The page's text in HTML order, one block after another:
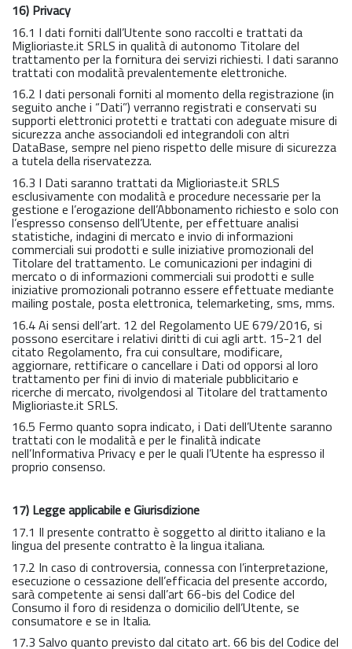
16) Privacy
16.1 I dati forniti dall’Utente sono raccolti e trattati da
Miglioriaste.it SRLS in qualità di autonomo Titolare del
trattamento per la fornitura dei servizi richiesti. I dati saranno
trattati con modalità prevalentemente elettroniche.
16.2 I dati personali forniti al momento della registrazione (in
seguito anche i “Dati”) verranno registrati e conservati su
supporti elettronici protetti e trattati con adeguate misure di
sicurezza anche associandoli ed integrandoli con altri
DataBase, sempre nel pieno rispetto delle misure di sicurezza
a tutela della riservatezza.
16.3 I Dati saranno trattati da Miglioriaste.it SRLS
esclusivamente con modalità e procedure necessarie per la
gestione e l’erogazione dell’Abbonamento richiesto e solo con
l’espresso consenso dell’Utente, per effettuare analisi
statistiche, indagini di mercato e invio di informazioni
commerciali sui prodotti e sulle iniziative promozionali del
Titolare del trattamento. Le comunicazioni per indagini di
mercato o di informazioni commerciali sui prodotti e sulle
iniziative promozionali potranno essere effettuate mediante
mailing postale, posta elettronica, telemarketing, sms, mms.
16.4 Ai sensi dell’art. 12 del Regolamento UE 679/2016, si
possono esercitare i relativi diritti di cui agli artt. 15-21 del
citato Regolamento, fra cui consultare, modificare,
aggiornare, rettificare o cancellare i Dati od opporsi al loro
trattamento per fini di invio di materiale pubblicitario e
ricerche di mercato, rivolgendosi al Titolare del trattamento
Miglioriaste.it SRLS.
16.5 Fermo quanto sopra indicato, i Dati dell’Utente saranno
trattati con le modalità e per le finalità indicate
nell’Informativa Privacy e per le quali l’Utente ha espresso il
proprio consenso.
17) Legge applicabile e Giurisdizione
17.1 Il presente contratto è soggetto al diritto italiano e la
lingua del presente contratto è la lingua italiana.
17.2 In caso di controversia, connessa con l’interpretazione,
esecuzione o cessazione dell’efficacia del presente accordo,
sarà competente ai sensi dall’art 66-bis del Codice del
Consumo il foro di residenza o domicilio dell’Utente, se
consumatore e se in Italia.
17.3 Salvo quanto previsto dal citato art. 66 bis del Codice del